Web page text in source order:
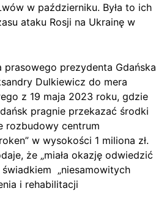
w październiku. Była to ich
ataku Rosji na Ukrainę w
prasowego prezydenta Gdańska
Dulkiewicz do mera
z 19 maja 2023 roku, gdzie
pragnie przekazać środki
rozbudowy centrum
w wysokości 1 miliona zł.
że „miała okazję odwiedzić
świadkiem „niesamowitych
i rehabilitacji